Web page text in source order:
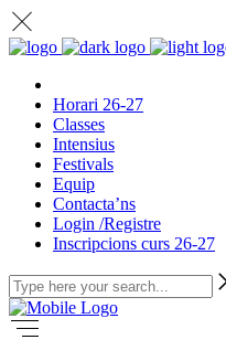
Horari 26-27
Classes
Intensius
Festivals
Equip
Contacta’ns
Login /Registre
Inscripcions curs 26-27